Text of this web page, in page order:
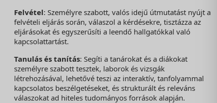
Felvétel: Személyre szabott, valós idejű útmutatást nyújt a
felvételi eljárás során, válaszol a kérdésekre, tisztázza az
eljárásokat és egyszerűsíti a leendő hallgatókkal való
kapcsolattartást.
Tanulás és tanítás: Segíti a tanárokat és a diákokat
személyre szabott tesztek, laborok és vizsgák
létrehozásával, lehetővé teszi az interaktív, tanfolyammal
kapcsolatos beszélgetéseket, és strukturált és releváns
válaszokat ad hiteles tudományos források alapján.